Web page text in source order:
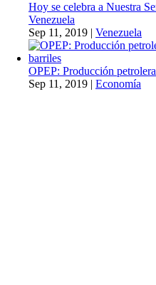
Hoy se celebra a Nuestra
Venezuela
Sep 11, 2019 | Venezuela
OPEP: Producción
Sep 11, 2019 | Economía